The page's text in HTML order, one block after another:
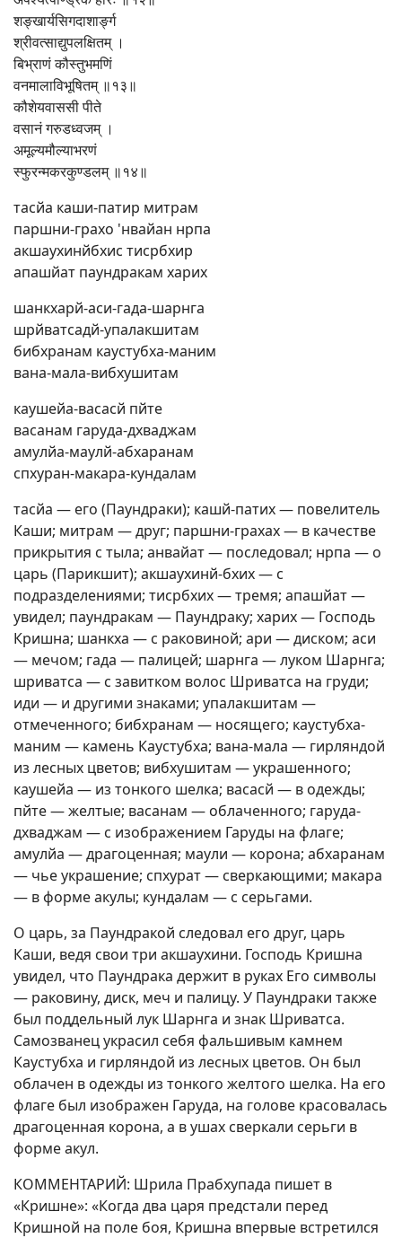
शङ्खार्यसिगदाशार्ङ्ग
श्रीवत्साद्युपलक्षितम् ।
बिभ्राणं कौस्तुभमणिं
वनमालाविभूषितम् ॥१३॥
कौशेयवाससी पीते
वसानं गरुडध्वजम् ।
अमूल्यमौल्याभरणं
स्फुरन्मकरकुण्डलम् ॥१४॥
тасйа каши-патир митрам
паршни-грахо 'нвайан нрпа
акшаухинйбхис тисрбхир
апашйат паундракам харих
шанкхарй-аси-гада-шарнга
шрйватсадй-упалакшитам
бибхранам каустубха-маним
вана-мала-вибхушитам
каушейа-васасй пйте
васанам гаруда-дхваджам
амулйа-маулй-абхаранам
спхуран-макара-кундалам
тасйа — его (Паундраки); кашй-патих — повелитель
Каши; митрам — друг; паршни-грахах — в качестве
прикрытия с тыла; анвайат — последовал; нрпа — о
царь (Парикшит); акшаухинй-бхих — с
подразделениями; тисрбхих — тремя; апашйат —
увидел; паундракам — Паундраку; харих — Господь
Кришна; шанкха — с раковиной; ари — диском; аси
— мечом; гада — палицей; шарнга — луком Шарнга;
шриватса — с завитком волос Шриватса на груди;
иди — и другими знаками; упалакшитам —
отмеченного; бибхранам — носящего; каустубха-
маним — камень Каустубха; вана-мала — гирляндой
из лесных цветов; вибхушитам — украшенного;
каушейа — из тонкого шелка; васасй — в одежды;
пйте — желтые; васанам — облаченного; гаруда-
дхваджам — с изображением Гаруды на флаге;
амулйа — драгоценная; маули — корона; абхаранам
— чье украшение; спхурат — сверкающими; макара
— в форме акулы; кундалам — с серьгами.
О царь, за Паундракой следовал его друг, царь
Каши, ведя свои три акшаухини. Господь Кришна
увидел, что Паундрака держит в руках Его символы
— раковину, диск, меч и палицу. У Паундраки также
был поддельный лук Шарнга и знак Шриватса.
Самозванец украсил себя фальшивым камнем
Каустубха и гирляндой из лесных цветов. Он был
облачен в одежды из тонкого желтого шелка. На его
флаге был изображен Гаруда, на голове красовалась
драгоценная корона, а в ушах сверкали серьги в
форме акул.
КОММЕНТАРИЙ: Шрила Прабхупада пишет в
«Кришне»: «Когда два царя предстали перед
Кришной на поле боя, Кришна впервые встретился